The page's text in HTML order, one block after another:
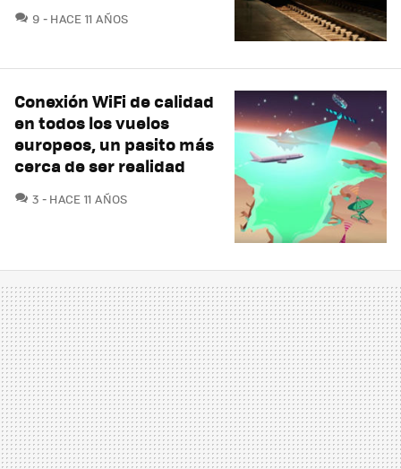
9 COMENTARIOS
HACE 11 AÑOS
Conexión WiFi de calidad
en todos los vuelos
europeos, un pasito más
cerca de ser realidad
3 COMENTARIOS
HACE 11 AÑOS